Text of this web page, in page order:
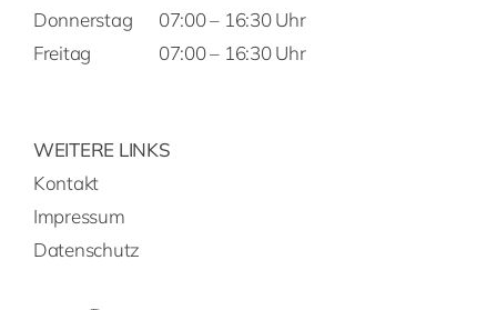
Donnerstag
Freitag
07:00 – 16:30 Uhr
07:00 – 16:30 Uhr
WEITERE LINKS
Kontakt
Impressum
Datenschutz